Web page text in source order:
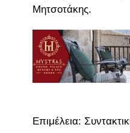
Μητσοτάκης.
Επιμέλεια: